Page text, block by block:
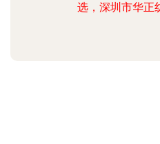
选，深圳市华正